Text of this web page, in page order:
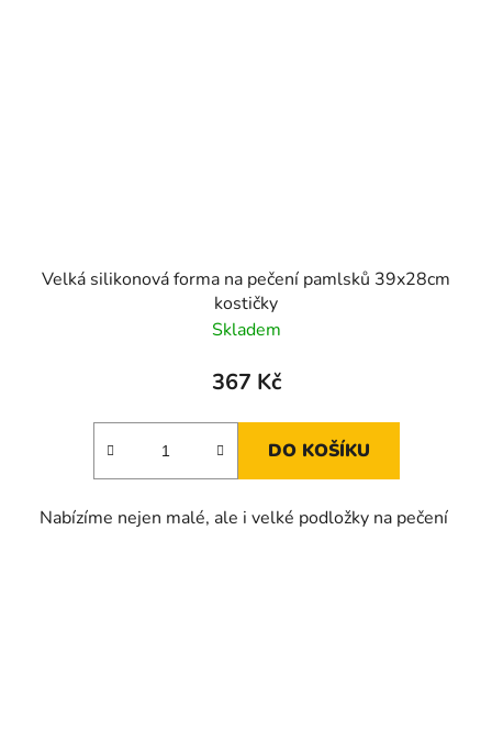
Velká silikonová forma na pečení pamlsků 39x28cm
kostičky
Skladem
367 Kč
DO KOŠÍKU
Nabízíme nejen malé, ale i velké podložky na pečení